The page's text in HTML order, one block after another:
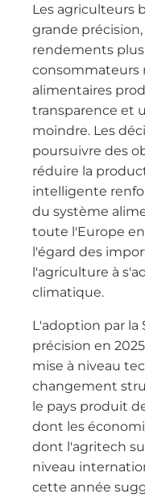
Les agriculteurs
grande
rendements plus
consommateurs
alimentaires
transparence et
moindre. Les
poursuivre des
réduire la
intelligente
du système
toute l'Europe
l'égard des
l'agriculture à
climatique.
L'adoption par la
précision en
mise à niveau
changement
le pays produit
dont les
dont l'agritech
niveau
cette année